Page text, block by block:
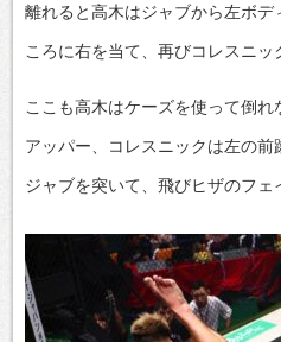
離れると高木はジャブから左ボデ
ころに右を当て、再びコレスニッ
ここも高木はケーズを使って倒
アッパー、コレスニックは左の
ジャブを突いて、飛びヒザのフェ